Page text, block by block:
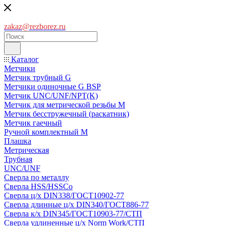
zakaz@rezborez.ru
Каталог
Метчики
Метчик трубный G
Метчики одиночные G BSP
Метчик UNC/UNF/NPT(K)
Метчик для метрической резьбы M
Метчик бесстружечный (раскатник)
Метчик гаечный
Ручной комплектный M
Плашка
Метрическая
Трубная
UNC/UNF
Сверла по металлу
Сверла HSS/HSSCo
Сверла ц/х DIN338/ГОСТ10902-77
Сверла длинные ц/х DIN340/ГОСТ886-77
Сверла к/х DIN345/ГОСТ10903-77/СТП
Сверла удлиненные ц/х Norm Work/СТП